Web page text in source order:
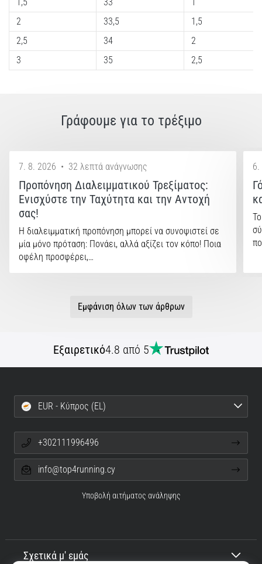
2
2,5
3
33,5
34
35
1,5
2
2,5
Γράφουμε για το τρέξιμο
7. 8. 2026 • 32 λεπτά ανάγνωσης
Προπόνηση Διαλειμματικού Τρεξίματος:
Ενισχύστε την Ταχύτητα και την Αντοχή
σας!
Η διαλειμματική προπόνηση μπορεί να συνοψιστεί σε
μία μόνο πρόταση: Πονάει, αλλά αξίζει τον κόπο! Ποια
οφέλη προσφέρει,…
6.
Εμφάνιση όλων των άρθρων
Εξαιρετικό4.8 από 5
Σχετικά μ' εμάς
EUR - Κύπρος (EL)
+302111996496
info@top4running.cy
Υποβολή αιτήματος ανάληψης